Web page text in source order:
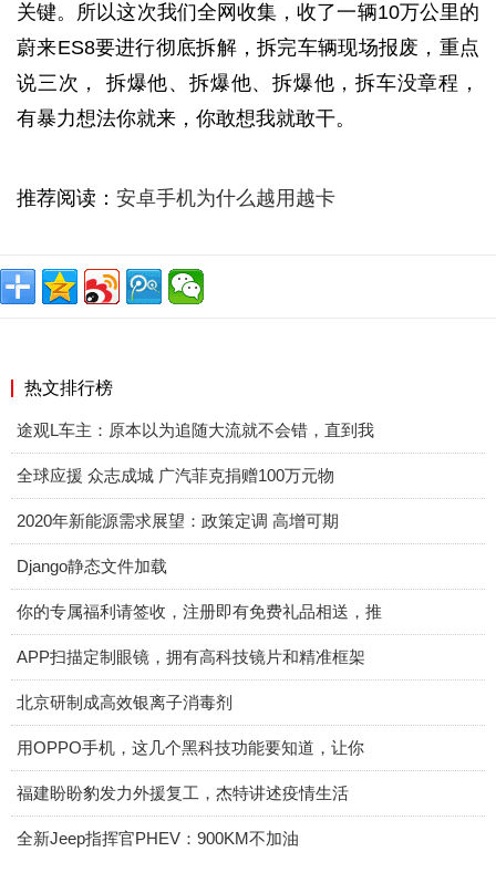
关键。所以这次我们全网收集，收了一辆10万公里的
蔚来ES8要进行彻底拆解，拆完车辆现场报废，重点
说三次， 拆爆他、拆爆他、拆爆他，拆车没章程，
有暴力想法你就来，你敢想我就敢干。
推荐阅读： 安卓手机为什么越用越卡
热文排行榜
途观L车主：原本以为追随大流就不会错，直到我
全球应援 众志成城 广汽菲克捐赠100万元物
2020年新能源需求展望：政策定调 高增可期
Django静态文件加载
你的专属福利请签收，注册即有免费礼品相送，推
APP扫描定制眼镜，拥有高科技镜片和精准框架
北京研制成高效银离子消毒剂
用OPPO手机，这几个黑科技功能要知道，让你
福建盼盼豹发力外援复工，杰特讲述疫情生活
全新Jeep指挥官PHEV：900KM不加油